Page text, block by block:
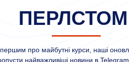
першим про майбутні курси, наші
найважливіші новини в